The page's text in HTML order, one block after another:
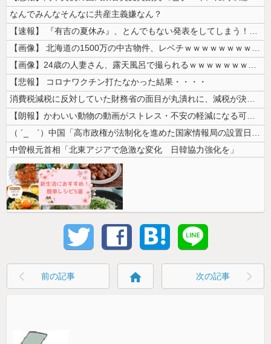
なんでみんなそんなに共産主義嫌なん？
【速報】 『有吉の夏休み』、とんでもない発表をしてしまう！！！！！
【画像】 北海道の1500万の中古物件、レベチｗｗｗｗｗｗｗｗｗｗｗｗ...
【画像】24歳の人妻さん、露天風呂で撮られるｗｗｗｗｗｗｗｗｗｗｗｗ...
【悲報】 コロナワクチン打たなかった結果・・・・
消費税減税に反対していた財務省の面目が丸潰れに、減税が決まった途端に市...
【朗報】かわいい動物の動画がストレス・不安の軽減になる可能性。英大学の...
（ ´_ゝ`）中国「高市政権が法制化を進めた国家情報局の設置日が7月3...
中曽根元首相「北東アジアで急激な変化 日韓協力強化を」
前の記事 home 次の記事